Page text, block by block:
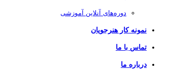
دوره‌های آنلاین آموزشی
نمونه کار هنرجویان
تماس با ما
درباره ما